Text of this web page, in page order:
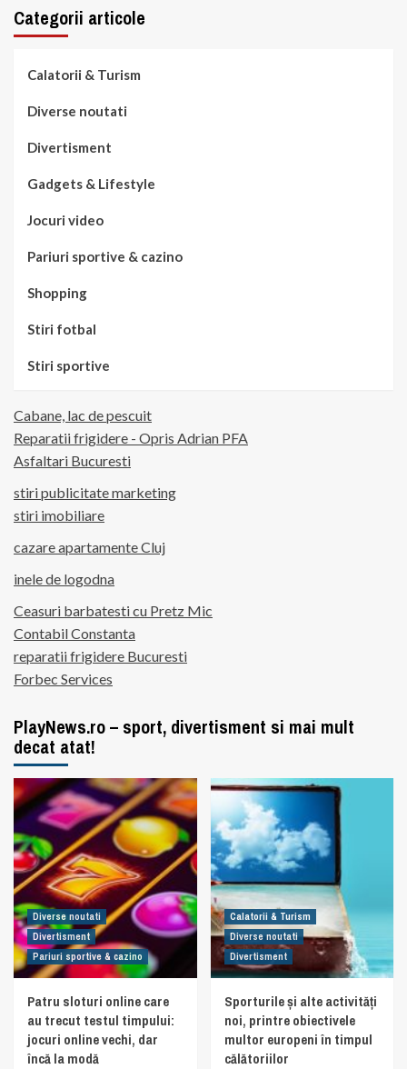
Categorii articole
Calatorii & Turism
Diverse noutati
Divertisment
Gadgets & Lifestyle
Jocuri video
Pariuri sportive & cazino
Shopping
Stiri fotbal
Stiri sportive
Cabane, lac de pescuit
Reparatii frigidere - Opris Adrian PFA
Asfaltari Bucuresti
stiri publicitate marketing
stiri imobiliare
cazare apartamente Cluj
inele de logodna
Ceasuri barbatesti cu Pretz Mic
Contabil Constanta
reparatii frigidere Bucuresti
Forbec Services
PlayNews.ro – sport, divertisment si mai mult
decat atat!
Diverse noutati
Divertisment
Pariuri sportive & cazino
Patru sloturi online care
au trecut testul timpului:
jocuri online vechi, dar
încă la modă
Calatorii & Turism
Diverse noutati
Divertisment
Sporturile și alte activități
noi, printre obiectivele
multor europeni în timpul
călătoriilor